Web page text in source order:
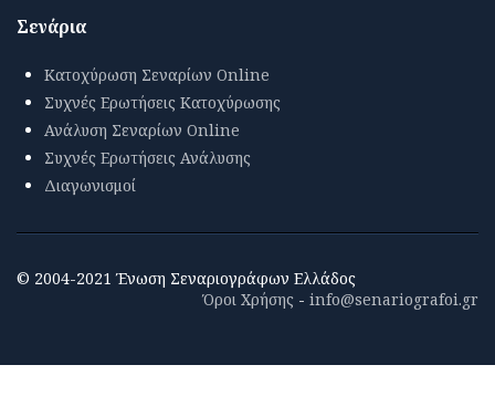
Σενάρια
Κατοχύρωση Σεναρίων Online
Συχνές Ερωτήσεις Κατοχύρωσης
Ανάλυση Σεναρίων Online
Συχνές Ερωτήσεις Ανάλυσης
Διαγωνισμοί
© 2004-2021 Ένωση Σεναριογράφων Ελλάδος
Όροι Χρήσης - info@senariografoi.gr